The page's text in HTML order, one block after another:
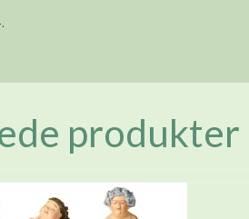
produkter